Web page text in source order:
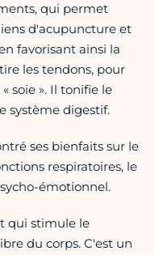
qui permet
d'acupuncture et
favorisant ainsi la
les tendons, pour
soie ». Il tonifie le
système digestif.
ses bienfaits sur le
respiratoires, le
émotionnel.
qui stimule le
du corps. C'est un